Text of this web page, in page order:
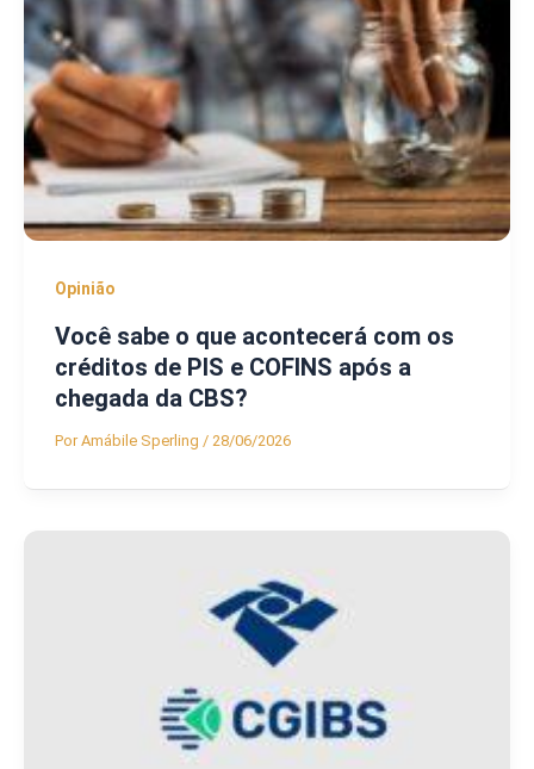
Opinião
Você sabe o que acontecerá com os
créditos de PIS e COFINS após a
chegada da CBS?
PorAmábile Sperling / 28/06/2026